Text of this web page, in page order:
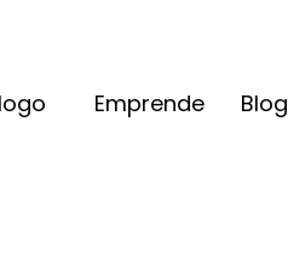
Emprende Blog